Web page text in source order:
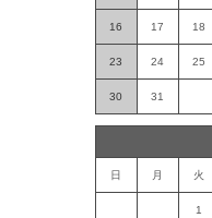
16 17 18
23 24 25
30 31
日 月 火
1